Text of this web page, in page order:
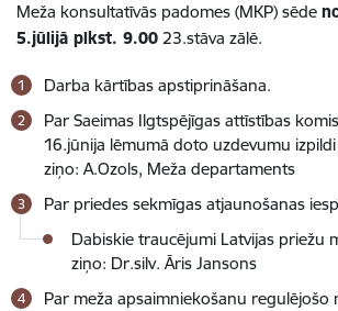
Meža konsultatīvās padomes (MKP) sēde
5.jūlijā plkst. 9.00 23.stāva zālē.
Darba kārtības apstiprināšana.
Par Saeimas Ilgtspējīgas attīstības
16.jūnija lēmumā doto uzdevumu izpildi
ziņo: A.Ozols, Meža departaments
Par priedes sekmīgas atjaunošanas
Dabiskie traucējumi Latvijas priežu
ziņo: Dr.silv. Āris Jansons
Par meža apsaimniekošanu